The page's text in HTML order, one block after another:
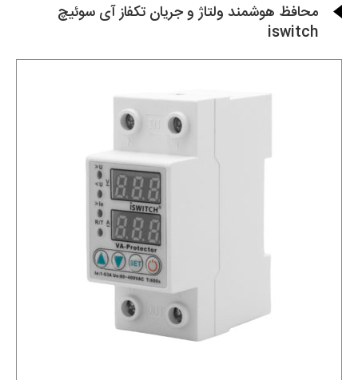
محافظ هوشمند ولتاژ و جریان تکفاز آی سوئیچ
iswitch